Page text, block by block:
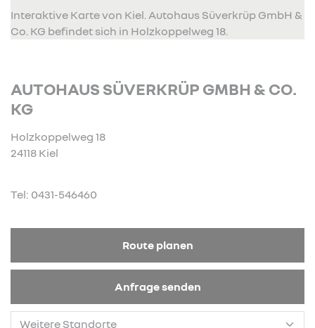
Interaktive Karte von Kiel. Autohaus Süverkrüp GmbH &
Co. KG befindet sich in Holzkoppelweg 18.
AUTOHAUS SÜVERKRÜP GMBH & CO.
KG
Holzkoppelweg 18
24118 Kiel
Tel: 0431-546460
Route planen
Anfrage senden